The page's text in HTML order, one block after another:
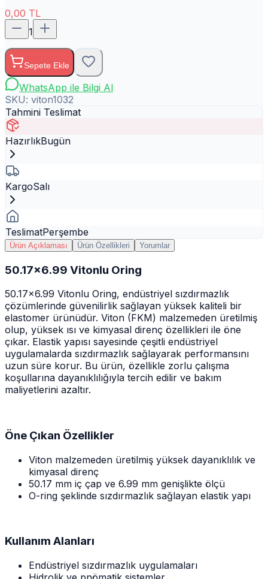
0,00 TL
1
Sepete Ekle
WhatsApp ile Bilgi Al
SKU: viton1032
Tahmini Teslimat
HazırlıkBugün
KargoSalı
TeslimatPerşembe
Ürün Açıklaması Ürün Özellikleri Yorumlar
50.17x6.99 Vitonlu Oring
50.17x6.99 Vitonlu Oring, endüstriyel sızdırmazlık
çözümlerinde güvenilirlik sağlayan yüksek kaliteli bir
elastomer ürünüdür. Viton (FKM) malzemeden üretilmiş
olup, yüksek ısı ve kimyasal direnç özellikleri ile öne
çıkar. Elastik yapısı sayesinde çeşitli endüstriyel
uygulamalarda sızdırmazlık sağlayarak performansını
uzun süre korur. Bu ürün, özellikle zorlu çalışma
koşullarına dayanıklılığıyla tercih edilir ve bakım
maliyetlerini azaltır.
Öne Çıkan Özellikler
Viton malzemeden üretilmiş yüksek dayanıklılık ve
kimyasal direnç
50.17 mm iç çap ve 6.99 mm genişlikte ölçü
O-ring şeklinde sızdırmazlık sağlayan elastik yapı
Kullanım Alanları
Endüstriyel sızdırmazlık uygulamaları